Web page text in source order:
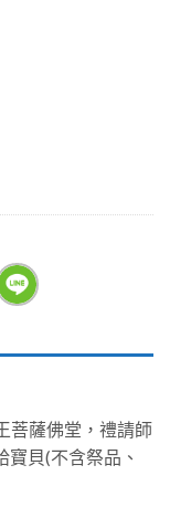
菩薩佛堂，禮請師
貝(不含祭品、